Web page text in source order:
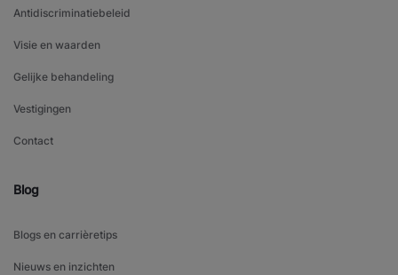
Antidiscriminatiebeleid
Visie en waarden
Gelijke behandeling
Vestigingen
Contact
Blog
Blogs en carrièretips
Nieuws en inzichten